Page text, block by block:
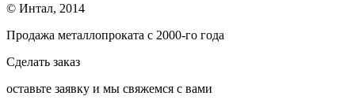
© Интал, 2014
Продажа металлопроката с 2000-го года
Сделать заказ
оcтавьте заявку и мы свяжемся с вами